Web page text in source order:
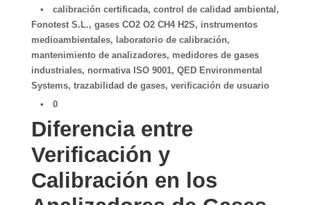
•
calibración certificada, control de calidad ambiental ,
Fonotest S.L., gases CO2 O2 CH4 H2S, instrumentos
medioambientales, laboratorio de calibración,
mantenimiento de analizadores, medidores de gases
industriales, normativa ISO 9001, QED Environmental
Systems, trazabilidad de gases, verificación de usuario
•
0
Diferencia entre
Verificación y
Calibración en los